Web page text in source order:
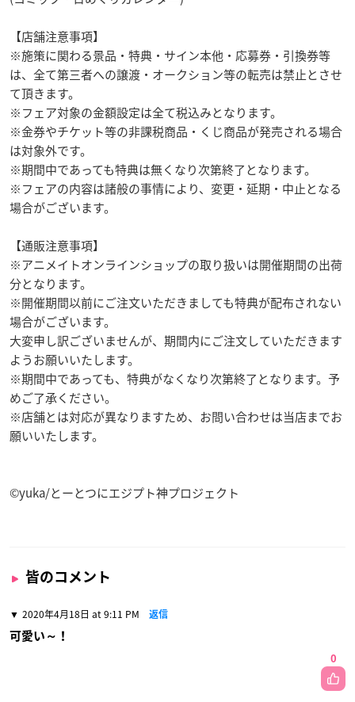
【店舗注意事項】
※施策に関わる景品・特典・サイン本他・応募券・引換券等
は、全て第三者への譲渡・オークション等の転売は禁止とさせ
て頂きます。
※フェア対象の金額設定は全て税込みとなります。
※金券やチケット等の非課税商品・くじ商品が発売される場合
は対象外です。
※期間中であっても特典は無くなり次第終了となります。
※フェアの内容は諸般の事情により、変更・延期・中止となる
場合がございます。
【通販注意事項】
※アニメイトオンラインショップの取り扱いは開催期間の出荷
分となります。
※開催期間以前にご注文いただきましても特典が配布されない
場合がございます。
大変申し訳ございませんが、期間内にご注文していただきます
ようお願いいたします。
※期間中であっても、特典がなくなり次第終了となります。予
めご了承ください。
※店舗とは対応が異なりますため、お問い合わせは当店までお
願いいたします。
©yuka/とーとつにエジプト神プロジェクト
皆のコメント
2020年4月18日 at 9:11 PM 返信
可愛い～！
0